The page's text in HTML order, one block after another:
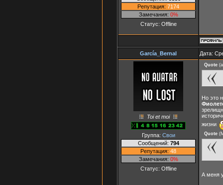
Репутация: 7174
Замечания: 0%
Статус: Offline
García_Bernal Дата:
Toi et moi
Группа: Свои
Сообщений: 794
Репутация: 48
Замечания: 0%
Статус: Offline
Quote (
Но это
жизни
Quote (
А меня